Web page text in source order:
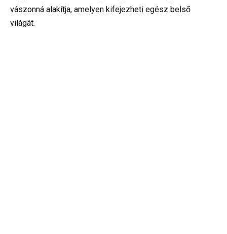
vászonná alakítja, amelyen kifejezheti egész belső
világát.